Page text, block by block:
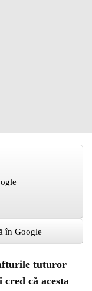
în Google
tuturor
că acesta